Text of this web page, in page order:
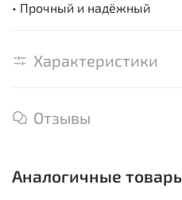
• Прочный и надёжный
Характеристики
Отзывы
Аналогичные